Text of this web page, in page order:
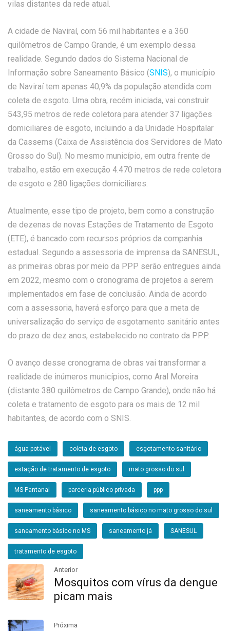
vilas distantes da rede atual.
A cidade de Naviraí, com 56 mil habitantes e a 360
quilômetros de Campo Grande, é um exemplo dessa
realidade. Segundo dados do Sistema Nacional de
Informação sobre Saneamento Básico (SNIS), o município
de Naviraí tem apenas 40,9% da população atendida com
coleta de esgoto. Uma obra, recém iniciada, vai construir
543,95 metros de rede coletora para atender 37 ligações
domiciliares de esgoto, incluindo a da Unidade Hospitalar
da Cassems (Caixa de Assistência dos Servidores de Mato
Grosso do Sul). No mesmo município, em outra frente de
trabalho, estão em execução 4.470 metros de rede coletora
de esgoto e 280 ligações domiciliares.
Atualmente, esse tipo de projeto, bem como a construção
de dezenas de novas Estações de Tratamento de Esgoto
(ETE), é bancado com recursos próprios da companhia
estadual. Segundo a assessoria de imprensa da SANESUL,
as primeiras obras por meio da PPP serão entregues ainda
em 2022, mesmo com o cronograma de projetos a serem
implementados em fase de conclusão. Ainda de acordo
com a assessoria, haverá esforço para que a meta de
universalização do serviço de esgotamento sanitário antes
do prazo de dez anos, estabelecido no contrato da PPP.
O avanço desse cronograma de obras vai transformar a
realidade de inúmeros municípios, como Aral Moreira
(distante 380 quilômetros de Campo Grande), onde não há
coleta e tratamento de esgoto para os mais de 12 mil
habitantes, de acordo com o SNIS.
água potável coleta de esgoto esgotamento sanitário
estação de tratamento de esgoto mato grosso do sul
MS Pantanal parceria público privada ppp
saneamento básico saneamento básico no mato grosso do sul
saneamento básico no MS saneamento já SANESUL
tratamento de esgoto
Anterior
Mosquitos com vírus da dengue
picam mais
Próxima